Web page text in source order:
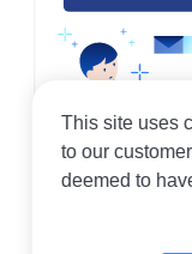
※1：2021年3月〜2022年2
2022年5月までに送付され
This site uses
to our
deemed to